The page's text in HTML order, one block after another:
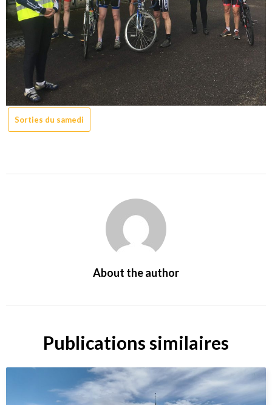
Sorties du samedi
About the author
Publications similaires